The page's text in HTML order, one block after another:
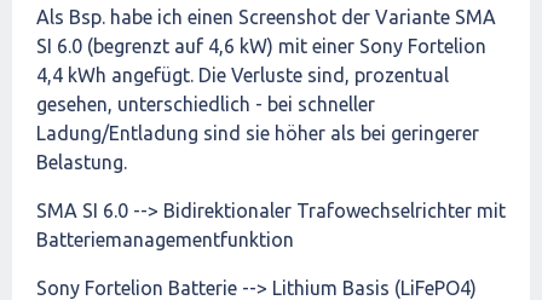
Als Bsp. habe ich einen Screenshot der Variante SMA
SI 6.0 (begrenzt auf 4,6 kW) mit einer Sony Fortelion
4,4 kWh angefügt. Die Verluste sind, prozentual
gesehen, unterschiedlich - bei schneller
Ladung/Entladung sind sie höher als bei geringerer
Belastung.
SMA SI 6.0 --> Bidirektionaler Trafowechselrichter mit
Batteriemanagementfunktion
Sony Fortelion Batterie --> Lithium Basis (LiFePO4)